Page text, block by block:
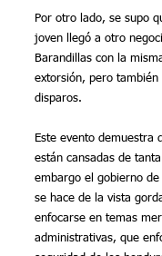
Por otro lado, se supo
joven llegó a otro
Barandillas con la
extorsión, pero también
disparos.
Este evento demuestra
están cansadas de
embargo el gobierno
se hace de la vista
enfocarse en temas
administrativas, que